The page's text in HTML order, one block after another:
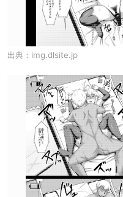
出典： img.dlsite.jp